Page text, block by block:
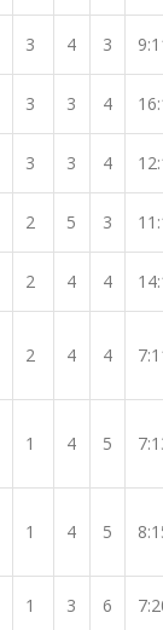
3 4 3
3 3 4
3 3 4
2 5 3
2 4 4
2 4 4
1 4 5
1 4 5
1 3 6